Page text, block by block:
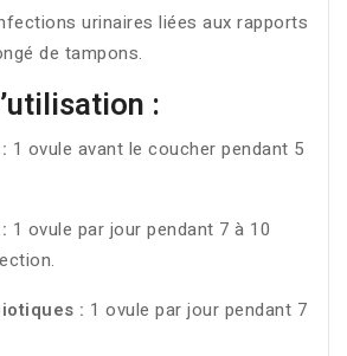
urinaires liées aux rapports
de tampons.
:
1 ovule avant le coucher pendant 5
1 ovule par jour pendant 7 à 10
: 1 ovule par jour pendant 7